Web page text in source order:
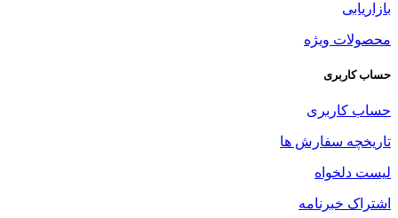
بازاریابی
محصولات ویژه
حساب کاربری
حساب کاربری
تاریخچه سفارش ها
لیست دلخواه
اشتراک خبرنامه